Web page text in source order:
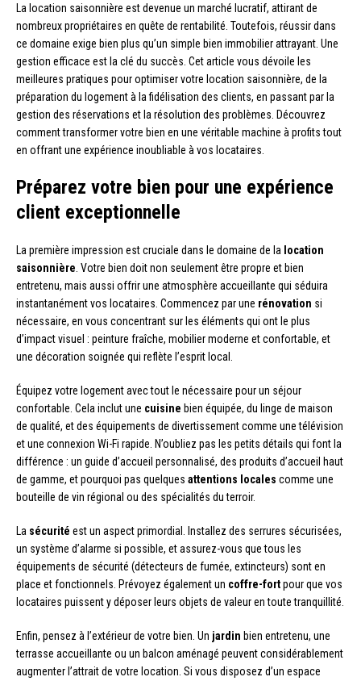
La location saisonnière est devenue un marché lucratif, attirant de
nombreux propriétaires en quête de rentabilité. Toutefois, réussir dans
ce domaine exige bien plus qu’un simple bien immobilier attrayant. Une
gestion efficace est la clé du succès. Cet article vous dévoile les
meilleures pratiques pour optimiser votre location saisonnière, de la
préparation du logement à la fidélisation des clients, en passant par la
gestion des réservations et la résolution des problèmes. Découvrez
comment transformer votre bien en une véritable machine à profits tout
en offrant une expérience inoubliable à vos locataires.
Préparez votre bien pour une expérience
client exceptionnelle
La première impression est cruciale dans le domaine de la location
saisonnière . Votre bien doit non seulement être propre et bien
entretenu, mais aussi offrir une atmosphère accueillante qui séduira
instantanément vos locataires. Commencez par une rénovation si
nécessaire, en vous concentrant sur les éléments qui ont le plus
d’impact visuel : peinture fraîche, mobilier moderne et confortable, et
une décoration soignée qui reflète l’esprit local.
Équipez votre logement avec tout le nécessaire pour un séjour
confortable. Cela inclut une cuisine bien équipée, du linge de maison
de qualité, et des équipements de divertissement comme une télévision
et une connexion Wi-Fi rapide. N’oubliez pas les petits détails qui font la
différence : un guide d’accueil personnalisé, des produits d’accueil haut
de gamme, et pourquoi pas quelques attentions locales comme une
bouteille de vin régional ou des spécialités du terroir.
La sécurité est un aspect primordial. Installez des serrures sécurisées,
un système d’alarme si possible, et assurez-vous que tous les
équipements de sécurité (détecteurs de fumée, extincteurs) sont en
place et fonctionnels. Prévoyez également un coffre-fortpour que vos
locataires puissent y déposer leurs objets de valeur en toute tranquillité.
Enfin, pensez à l’extérieur de votre bien. Un jardin bien entretenu, une
terrasse accueillante ou un balcon aménagé peuvent considérablement
augmenter l’attrait de votre location. Si vous disposez d’un espace